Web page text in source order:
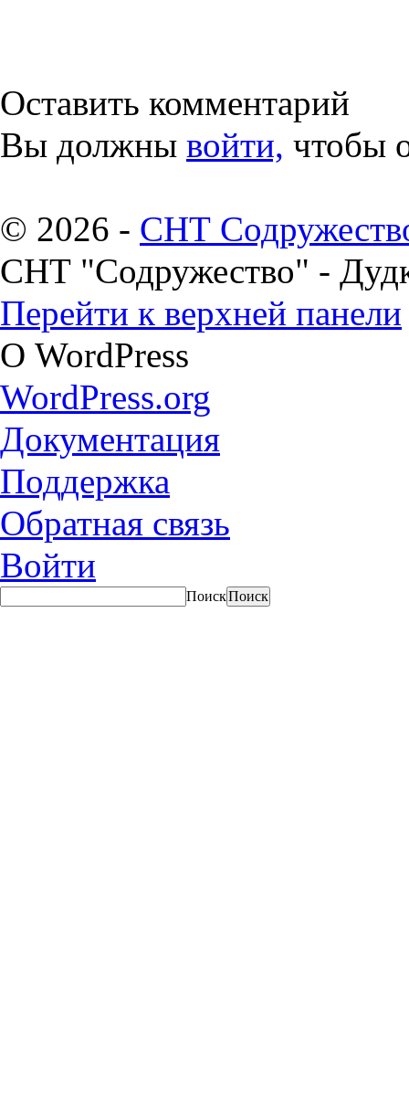
Оставить комментарий
Вы должны войти, чтобы
© 2026 - СНТ
СНТ "Содружество" -
Перейти к верхней панели
О WordPress
WordPress.org
Документация
Поддержка
Обратная связь
Войти
Поиск